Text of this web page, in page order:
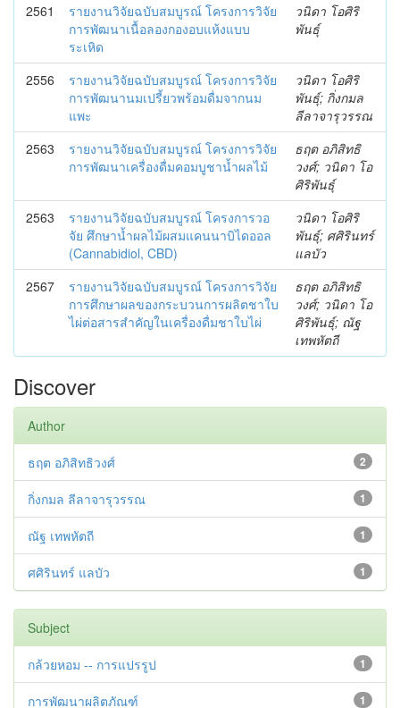
2561
รายงานวิจัยฉบับสมบูรณ์ โครงการวิจัย
การพัฒนาเนื้อลองกองอบแห้งแบบ
ระเหิด
วนิดา โอศิริ
พันธุ์
2556
รายงานวิจัยฉบับสมบูรณ์ โครงการวิจัย
การพัฒนานมเปรี้ยวพร้อมดื่มจากนม
แพะ
วนิดา โอศิริ
พันธุ์; กิ่งกมล
ลีลาจารุวรรณ
2563
รายงานวิจัยฉบับสมบูรณ์ โครงการวิจัย
การพัฒนาเครื่องดื่มคอมบูชาน้ำผลไม้
ธฤต อภิสิทธิ
วงศ์; วนิดา โอ
ศิริพันธุ์
2563
รายงานวิจัยฉบับสมบูรณ์ โครงการวอ
จัย ศึกษาน้ำผลไม้ผสมแคนนาบิไดออล
(Cannabidiol, CBD)
วนิดา โอศิริ
พันธุ์; ศศิรินทร์
แลบัว
2567
รายงานวิจัยฉบับสมบูรณ์ โครงการวิจัย
การศึกษาผลของกระบวนการผลิตชาใบ
ไผ่ต่อสารสำคัญในเครื่องดื่มชาใบไผ่
ธฤต อภิสิทธิ
วงศ์; วนิดา โอ
ศิริพันธุ์; ณัฐ
เทพหัตถี
Discover
Author
2
ธฤต อภิสิทธิวงศ์
1
กิ่งกมล ลีลาจารุวรรณ
1
ณัฐ เทพหัตถี
1
ศศิรินทร์ แลบัว
Subject
1
กล้วยหอม -- การแปรรูป
1
การพัฒนาผลิตภัณฑ์